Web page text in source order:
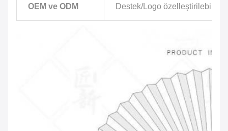
OEM ve ODM Destek/Logo özelleştirilebilir